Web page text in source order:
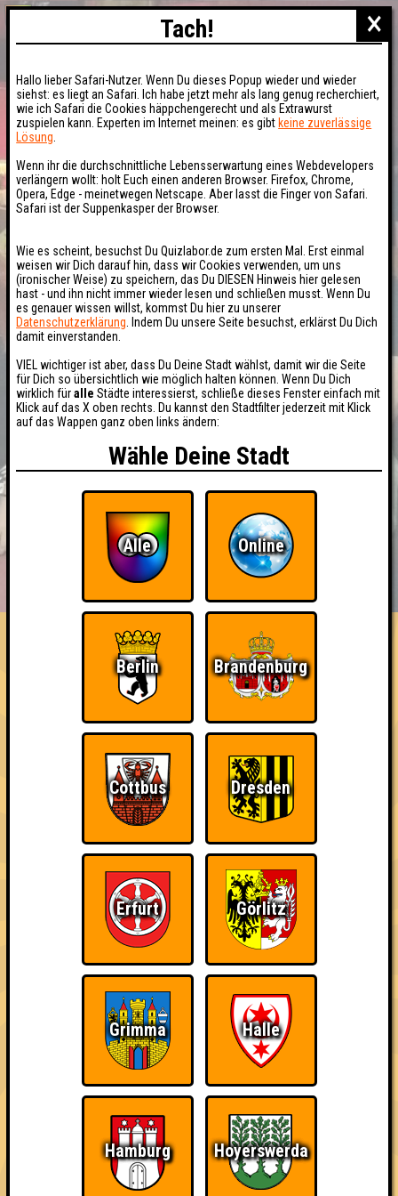
HIGHSCORE RESERVIERUNG
FAQ ÜBER UNS
Nerven aus Stahl
Nehmt an 200 Quizlaboren teil
~ Noch nicht erreicht ~
11.10.2016 von ohne Smartphone aufgeschmissen
24.10.2017
Seitensprung
×
Tach!
Hallo lieber Safari-Nutzer. Wenn Du dieses Popup wieder und wieder
siehst: es liegt an Safari. Ich habe jetzt mehr als lang genug recherchiert,
wie ich Safari die Cookies häppchengerecht und als Extrawurst
zuspielen kann. Experten im Internet meinen: es gibt keine zuverlässige
Lösung
Wenn ihr die durchschnittliche Lebensserwartung eines Webdevelopers
verlängern wollt: holt Euch einen anderen Browser. Firefox, Chrome,
Opera, Edge - meinetwegen Netscape. Aber lasst die Finger von Safari.
Safari ist der Suppenkasper der Browser.
Wie es scheint, besuchst Du Quizlabor.de zum ersten Mal. Erst einmal
weisen wir Dich darauf hin, dass wir Cookies verwenden, um uns
(ironischer Weise) zu speichern, das Du DIESEN Hinweis hier gelesen
hast - und ihn nicht immer wieder lesen und schließen musst. Wenn Du
es genauer wissen willst, kommst Du hier zu unserer
Datenschutzerklärung . Indem Du unsere Seite besuchst, erklärst Du Dich
damit einverstanden.
VIEL wichtiger ist aber, dass Du Deine Stadt wählst, damit wir die Seite
für Dich so übersichtlich wie möglich halten können. Wenn Du Dich
wirklich füralle Städte interessierst, schließe dieses Fenster einfach mit
Klick auf das X oben rechts. Du kannst den Stadtfilter jederzeit mit Klick
auf das Wappen ganz oben links ändern:
Wähle Deine Stadt
Alle Online
Berlin Brandenburg
Cottbus Dresden
Erfurt Görlitz
Grimma Halle
Hamburg Hoyerswerda